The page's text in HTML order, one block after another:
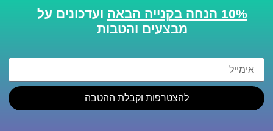
10% הנחה בקנייה הבאה
ועדכונים על
מבצעים והטבות
להצטרפות וקבלת ההטבה